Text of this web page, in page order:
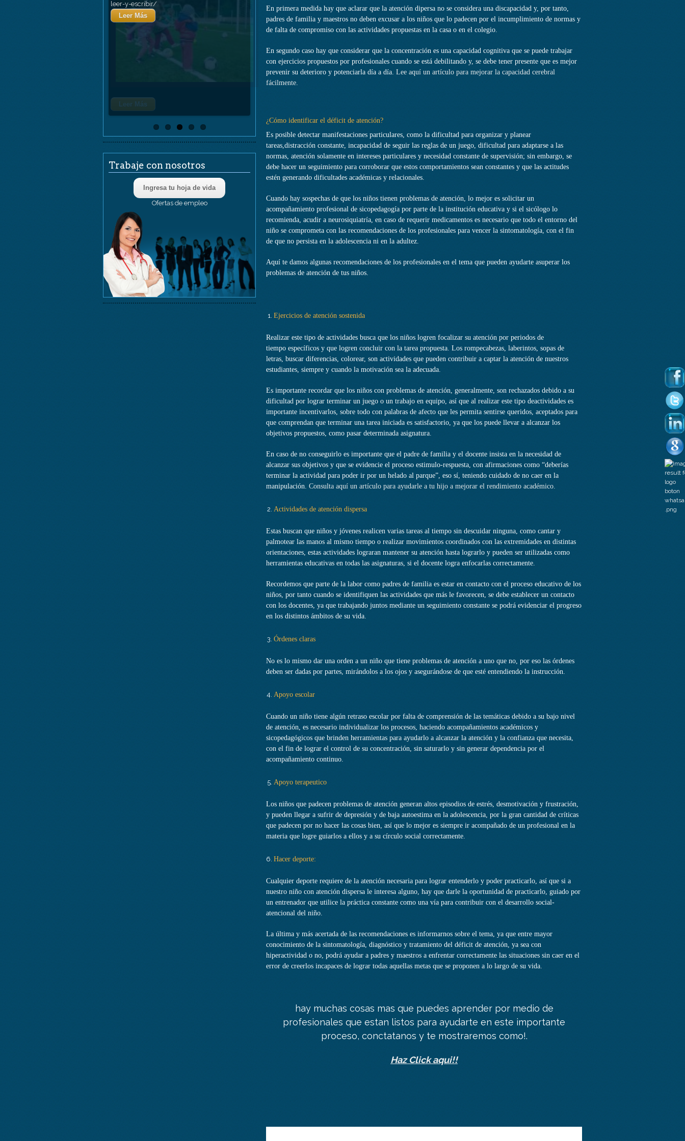
Leer Más
Atención Dispersa En Tus
Hijos.
leer-y-escribir/
Leer Más
Leer Y Escribir
Trabaje con nosotros
Ingresa tu hoja de vida
Ofertas de empleo
En primera medida hay que aclarar que la atención dipersa no se considera una discapacidad y, por tanto,
padres de familia y maestros no deben excusar a los niños que lo padecen por el incumplimiento de normas y
de falta de compromiso con las actividades propuestas en la casa o en el colegio.
En segundo caso hay que considerar que la concentración es una capacidad cognitiva que se puede trabajar
con ejercicios propuestos por profesionales cuando se está debilitando y, se debe tener presente que es mejor
prevenir su deterioro y potenciarla día a día. Lee aquí un artículo para mejorar la capacidad cerebral
fácilmente.
¿Cómo identificar el déficit de atención?
Es posible detectar manifestaciones particulares, como la dificultad para organizar y planear
tareas,distracción constante, incapacidad de seguir las reglas de un juego, dificultad para adaptarse a las
normas, atención solamente en intereses particulares y necesidad constante de supervisión; sin embargo, se
debe hacer un seguimiento para corroborar que estos comportamientos sean constantes y que las actitudes
estén generando dificultades académicas y relacionales.
Cuando hay sospechas de que los niños tienen problemas de atención, lo mejor es solicitar un
acompañamiento profesional de sicopedagogía por parte de la institución educativa y si el sicólogo lo
recomienda, acudir a neurosiquiatría, en caso de requerir medicamentos es necesario que todo el entorno del
niño se comprometa con las recomendaciones de los profesionales para vencer la sintomatología, con el fin
de que no persista en la adolescencia ni en la adultez.
Aquí te damos algunas recomendaciones de los profesionales en el tema que pueden ayudarte asuperar los
problemas de atención de tus niños.
Ejercicios de atención sostenida
Realizar este tipo de actividades busca que los niños logren focalizar su atención por periodos de
tiempo específicos y que logren concluir con la tarea propuesta. Los rompecabezas, laberintos, sopas de
letras, buscar diferencias, colorear, son actividades que pueden contribuir a captar la atención de nuestros
estudiantes, siempre y cuando la motivación sea la adecuada.
Es importante recordar que los niños con problemas de atención, generalmente, son rechazados debido a su
dificultad por lograr terminar un juego o un trabajo en equipo, así que al realizar este tipo deactividades es
importante incentivarlos, sobre todo con palabras de afecto que les permita sentirse queridos, aceptados para
que comprendan que terminar una tarea iniciada es satisfactorio, ya que los puede llevar a alcanzar los
objetivos propuestos, como pasar determinada asignatura.
En caso de no conseguirlo es importante que el padre de familia y el docente insista en la necesidad de
alcanzar sus objetivos y que se evidencie el proceso estimulo-respuesta, con afirmaciones como “deberías
terminar la actividad para poder ir por un helado al parque”, eso sí, teniendo cuidado de no caer en la
manipulación. Consulta aquí un artículo para ayudarle a tu hijo a mejorar el rendimiento académico.
Actividades de atención dispersa
Estas buscan que niños y jóvenes realicen varias tareas al tiempo sin descuidar ninguna, como cantar y
palmotear las manos al mismo tiempo o realizar movimientos coordinados con las extremidades en distintas
orientaciones, estas actividades lograran mantener su atención hasta lograrlo y pueden ser utilizadas como
herramientas educativas en todas las asignaturas, si el docente logra enfocarlas correctamente.
Recordemos que parte de la labor como padres de familia es estar en contacto con el proceso educativo de los
niños, por tanto cuando se identifiquen las actividades que más le favorecen, se debe establecer un contacto
con los docentes, ya que trabajando juntos mediante un seguimiento constante se podrá evidenciar el progreso
en los distintos ámbitos de su vida.
Órdenes claras
No es lo mismo dar una orden a un niño que tiene problemas de atención a uno que no, por eso las órdenes
deben ser dadas por partes, mirándolos a los ojos y asegurándose de que esté entendiendo la instrucción.
Apoyo escolar
Cuando un niño tiene algún retraso escolar por falta de comprensión de las temáticas debido a su bajo nivel
de atención, es necesario individualizar los procesos, haciendo acompañamientos académicos y
sicopedagógicos que brinden herramientas para ayudarlo a alcanzar la atención y la confianza que necesita,
con el fin de lograr el control de su concentración, sin saturarlo y sin generar dependencia por el
acompañamiento continuo.
Apoyo terapeutico
Los niños que padecen problemas de atención generan altos episodios de estrés, desmotivación y frustración,
y pueden llegar a sufrir de depresión y de baja autoestima en la adolescencia, por la gran cantidad de críticas
que padecen por no hacer las cosas bien, así que lo mejor es siempre ir acompañado de un profesional en la
materia que logre guiarlos a ellos y a su círculo social correctamente.
Hacer deporte:
Cualquier deporte requiere de la atención necesaria para lograr entenderlo y poder practicarlo, así que si a
nuestro niño con atención dispersa le interesa alguno, hay que darle la oportunidad de practicarlo, guiado por
un entrenador que utilice la práctica constante como una vía para contribuir con el desarrollo social-
atencional del niño.
La última y más acertada de las recomendaciones es informarnos sobre el tema, ya que entre mayor
conocimiento de la sintomatología, diagnóstico y tratamiento del déficit de atención, ya sea con
hiperactividad o no, podrá ayudar a padres y maestros a enfrentar correctamente las situaciones sin caer en el
error de creerlos incapaces de lograr todas aquellas metas que se proponen a lo largo de su vida.
hay muchas cosas mas que puedes aprender por medio de
profesionales que estan listos para ayudarte en este importante
proceso, conctatanos y te mostraremos como!.
Haz Click aqui!!